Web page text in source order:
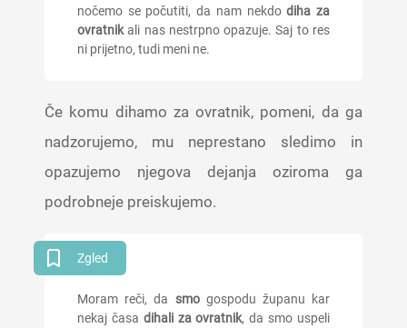
nočemo se počutiti, da nam nekdodiha za
ovratnikali nas nestrpno opazuje. Saj to res
ni prijetno, tudi meni ne.
Če komu dihamo za ovratnik, pomeni, da ga
nadzorujemo, mu neprestano sledimo in
opazujemo njegova dejanja oziroma ga
podrobneje preiskujemo.
Zgled
Moram reči, da smo gospodu županu kar
nekaj časa dihali za ovratnik, da smo uspeli